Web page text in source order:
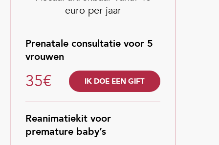
euro per jaar
Prenatale consultatie voor 5
vrouwen
35€ IK DOE EEN GIFT
Reanimatiekit voor
premature baby’s